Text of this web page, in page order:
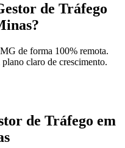
de Tráfego
?
MG de forma 100% remota.
claro de crescimento.
de Tráfego em